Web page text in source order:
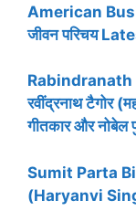
American
जीवन परिचय
Rabindranath
रवींद्रनाथ टैगोर
गीतकार और
Sumit Parta
(Haryanvi